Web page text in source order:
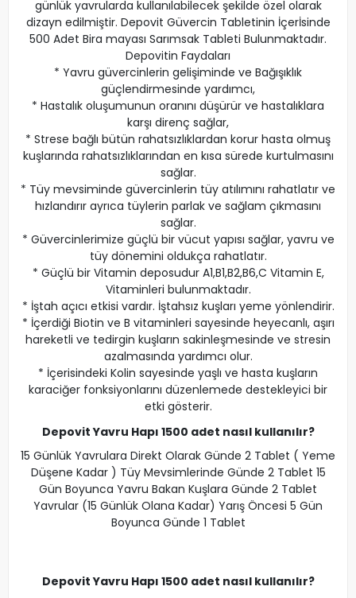
günlük yavrularda kullanılabilecek şekilde özel olarak
dizayn edilmiştir. Depovit Güvercin Tabletinin İçerİsinde
500 Adet Bira mayası Sarımsak Tableti Bulunmaktadır.
Depovitin Faydaları
* Yavru güvercinlerin gelişiminde ve Bağışıklık
güçlendirmesinde yardımcı,
* Hastalık oluşumunun oranını düşürür ve hastalıklara
karşı direnç sağlar,
* Strese bağlı bütün rahatsızlıklardan korur hasta olmuş
kuşlarında rahatsızlıklarından en kısa sürede kurtulmasını
sağlar.
* Tüy mevsiminde güvercinlerin tüy atılımını rahatlatır ve
hızlandırır ayrıca tüylerin parlak ve sağlam çıkmasını
sağlar.
* Güvercinlerimize güçlü bir vücut yapısı sağlar, yavru ve
tüy dönemini oldukça rahatlatır.
* Güçlü bir Vitamin deposudur A1,B1,B2,B6,C Vitamin E,
Vitaminleri bulunmaktadır.
* İştah açıcı etkisi vardır. İştahsız kuşları yeme yönlendirir.
* İçerdiği Biotin ve B vitaminleri sayesinde heyecanlı, aşırı
hareketli ve tedirgin kuşların sakinleşmesinde ve stresin
azalmasında yardımcı olur.
* İçerisindeki Kolin sayesinde yaşlı ve hasta kuşların
karaciğer fonksiyonlarını düzenlemede destekleyici bir
etki gösterir.
Depovit Yavru Hapı 1500 adet nasıl kullanılır?
15 Günlük Yavrulara Direkt Olarak Günde 2 Tablet ( Yeme
Düşene Kadar ) Tüy Mevsimlerinde Günde 2 Tablet 15
Gün Boyunca Yavru Bakan Kuşlara Günde 2 Tablet
Yavrular (15 Günlük Olana Kadar) Yarış Öncesi 5 Gün
Boyunca Günde 1 Tablet
Depovit Yavru Hapı 1500 adet nasıl kullanılır?